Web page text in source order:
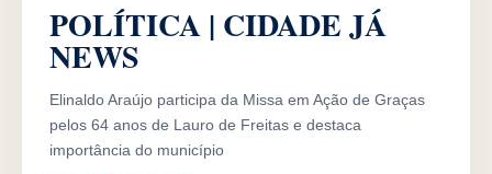
POLÍTICA | CIDADE JÁ
NEWS
Elinaldo Araújo participa da Missa em Ação de Graças
pelos 64 anos de Lauro de Freitas e destaca
importância do município